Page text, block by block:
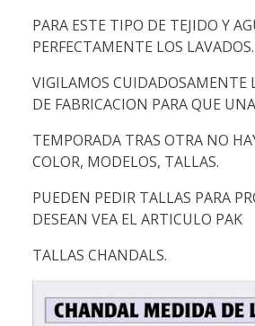
PARA ESTE TIPO DE TEJIDO Y
PERFECTAMENTE LOS
VIGILAMOS CUIDADOSAMENTE
DE FABRICACION PARA QUE UNA
TEMPORADA TRAS OTRA NO
COLOR, MODELOS, TALLAS.
PUEDEN PEDIR TALLAS PARA
DESEAN VEA EL ARTICULO PAK
TALLAS CHANDALS.